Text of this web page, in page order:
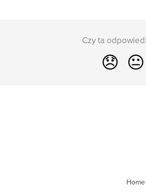
Czy ta
😞 😐
Home